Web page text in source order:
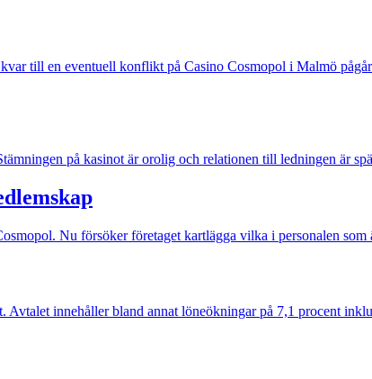
till en eventuell konflikt på Casino Cosmopol i Malmö
på kasinot är orolig och relationen till ledningen är
Nu försöker företaget kartlägga vilka i personalen som
innehåller bland annat löneökningar på 7,1 procent